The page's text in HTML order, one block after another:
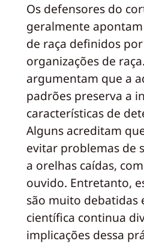
Os defensores do
geralmente
de raça definidos
organizações de
argumentam que a
padrões preserva a
características de
Alguns acreditam
evitar problemas de
a orelhas caídas,
ouvido. Entretanto,
são muito debatidas
científica continua
implicações dessa